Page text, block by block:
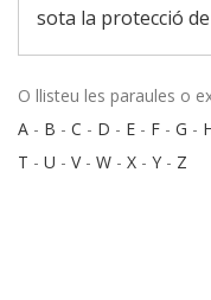
sota la protecció de
O llisteu les paraules o
A - B - C - D - E - F - G -
T - U - V- W - X - Y - Z